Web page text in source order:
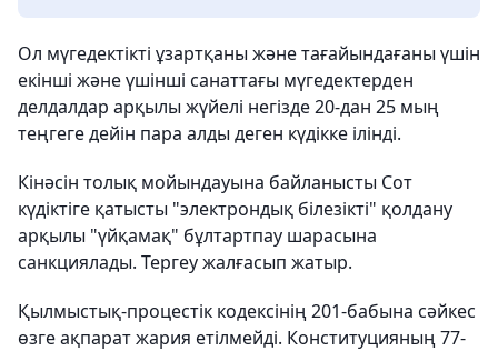
Ол мүгедектікті ұзартқаны және тағайындағаны үшін
екінші және үшінші санаттағы мүгедектерден
делдалдар арқылы жүйелі негізде 20-дан 25 мың
теңгеге дейін пара алды деген күдікке ілінді.
Кінәсін толық мойындауына байланысты Сот
күдіктіге қатысты "электрондық білезікті" қолдану
арқылы "үйқамақ" бұлтартпау шарасына
санкциялады. Тергеу жалғасып жатыр.
Қылмыстық-процестік кодексінің 201-бабына сәйкес
өзге ақпарат жария етілмейді. Конституцияның 77-